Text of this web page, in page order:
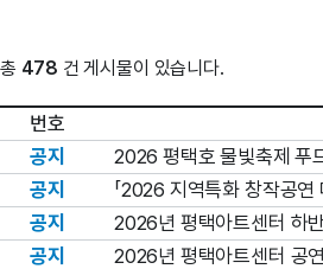
총 478 건 게시물이 있습니다.
번호
공지
2026 평택호 물빛축제 푸
공지
「2026 지역특화 창작공연
공지
2026년 평택아트센터 하
공지
2026년 평택아트센터 공